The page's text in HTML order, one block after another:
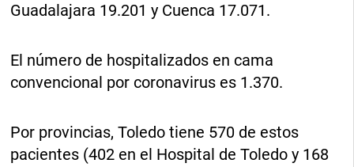
Guadalajara 19.201 y Cuenca 17.071.
El número de hospitalizados en cama
convencional por coronavirus es 1.370.
Por provincias, Toledo tiene 570 de estos
pacientes (402 en el Hospital de Toledo y 168